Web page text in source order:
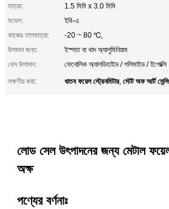
মাত্রা:
1.5 মিমি x 3.0 মিমি
মডেল:
ইবি-এ
কাজের তাপমাত্রা:
-20 ~ 80 ℃,
উপাদান জন্য:
ইস্পাত বা খাদ অ্যালুমিনিয়াম
বেস উপাদান:
ফেনোলিক অ্যালডিহাইড / পলিমাইড / ইপোক্সি
লক্ষণীয় করা:
ধাতব ফয়েল স্ট্রেনমিটার, স্টেট অফ আর্ট
লোড সেল উৎপাদনের জন্য মেটাল
অক্ষ
পণ্যের বর্ণনাঃ